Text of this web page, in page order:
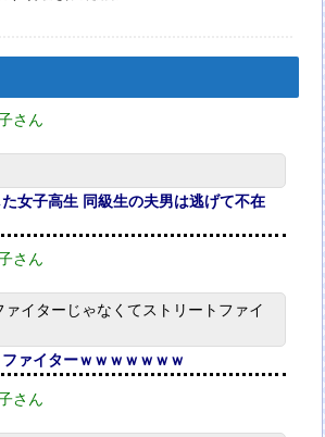
さん
女子高生 同級生の夫男は逃げて不在
さん
ァイターじゃなくてストリートファイ
ァイターｗｗｗｗｗｗｗ
さん